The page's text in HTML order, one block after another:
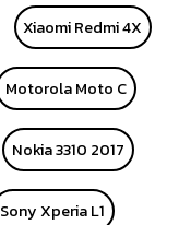
Xiaomi Redmi 4X
Motorola Moto C
Nokia 3310 2017
Sony Xperia L1